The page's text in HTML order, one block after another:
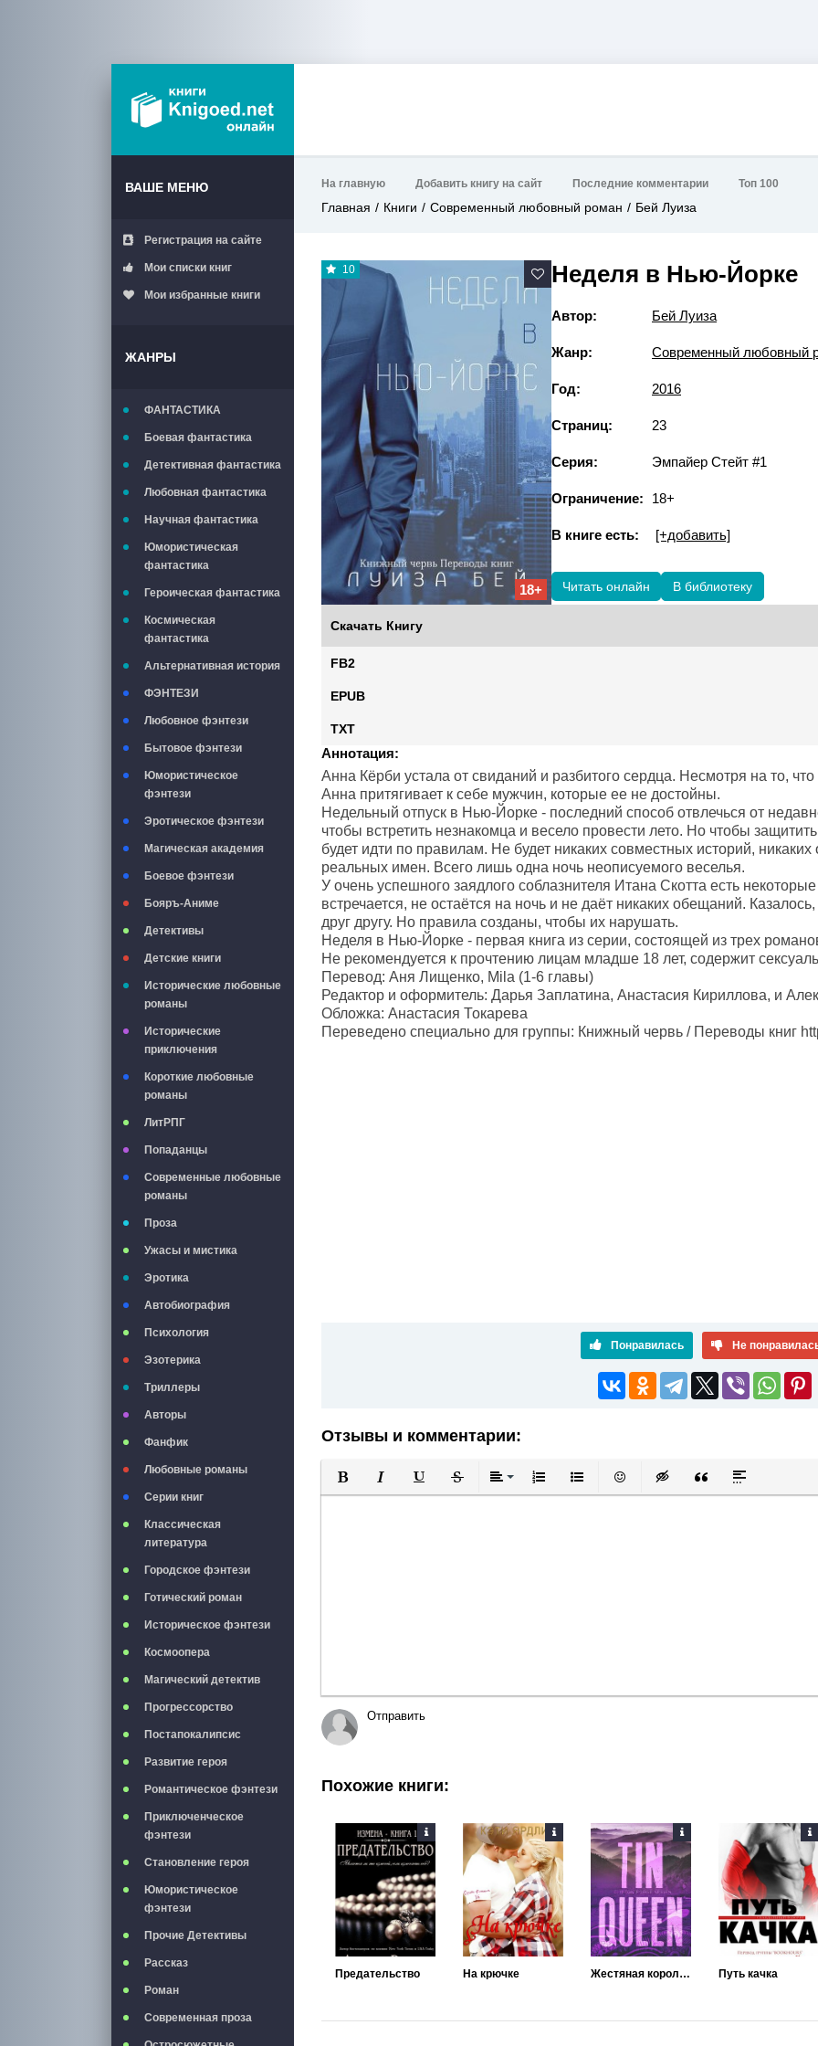
ВАШЕ МЕНЮ
Регистрация на сайте
Мои списки книг
Мои избранные книги
ЖАНРЫ
ФАНТАСТИКА
Боевая фантастика
Детективная фантастика
Любовная фантастика
Научная фантастика
Юмористическая
фантастика
Героическая фантастика
Космическая
фантастика
Альтернативная история
ФЭНТЕЗИ
Любовное фэнтези
Бытовое фэнтези
Юмористическое
фэнтези
Эротическое фэнтези
Магическая академия
Боевое фэнтези
Бояръ-Аниме
Детективы
Детские книги
Исторические любовные
романы
Исторические
приключения
Короткие любовные
романы
ЛитРПГ
Попаданцы
Современные любовные
романы
Проза
Ужасы и мистика
Эротика
Автобиография
Психология
Эзотерика
Триллеры
Авторы
Фанфик
Любовные романы
Серии книг
Классическая
литература
Городское фэнтези
Готический роман
Историческое фэнтези
Космоопера
Магический детектив
Прогрессорство
Постапокалипсис
Развитие героя
Романтическое фэнтези
Приключенческое
фэнтези
Становление героя
Юмористическое
фэнтези
Прочие Детективы
Рассказ
Роман
Современная проза
На главную Добавить книгу на сайт Последние комментарии Топ 100
Главная Книги Современный любовный роман Бей Луиза
10
18+
Неделя в Нью-Йорке
Автор: Бей Луиза
Жанр: Современный любовный
Год: 2016
Страниц: 23
Серия: Эмпайер Стейт #1
Ограничение: 18+
В книге есть: [+добавить]
Читать онлайн В библиотеку
Скачать Книгу
FB2
EPUB
TXT
Аннотация:
Анна Кёрби устала от свиданий и разбитого сердца. Несмотря на то,
Анна притягивает к себе мужчин, которые ее не достойны.
Недельный отпуск в Нью-Йорке - последний способ отвлечься от
чтобы встретить незнакомца и весело провести лето. Но чтобы
будет идти по правилам. Не будет никаких совместных историй,
реальных имен. Всего лишь одна ночь неописуемого веселья.
У очень успешного заядлого соблазнителя Итана Скотта есть
встречается, не остаётся на ночь и не даёт никаких обещаний.
друг другу. Но правила созданы, чтобы их нарушать.
Неделя в Нью-Йорке - первая книга из серии, состоящей из трех
Не рекомендуется к прочтению лицам младше 18 лет, содержит
Перевод: Аня Лищенко, Mila (1-6 главы)
Редактор и оформитель: Дарья Заплатина, Анастасия Кириллова, и
Обложка: Анастасия Токарева
Переведено специально для группы: Книжный червь / Переводы книг
Понравилась Не
Отзывы и комментарии:
Полужирный
КурсивПодчеркнутый
ЗачеркнутыйВыравнивание
Нумерованный список
Маркированный список
Вставить смайлик
Вставка скрытого текста
Вставка цитаты
Вставка
Отправить
Похожие книги:
Предательство На крючке Жестяная королева Путь качка